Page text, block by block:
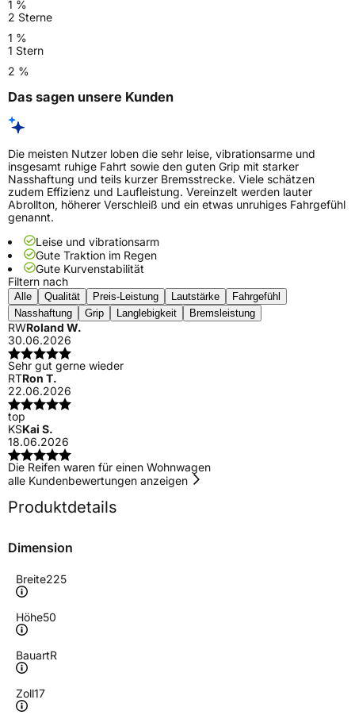
1 %
2 Sterne
1 %
1 Stern
2 %
Das sagen unsere Kunden
Die meisten Nutzer loben die sehr leise, vibrationsarme und
insgesamt ruhige Fahrt sowie den guten Grip mit starker
Nasshaftung und teils kurzer Bremsstrecke. Viele schätzen
zudem Effizienz und Laufleistung. Vereinzelt werden lauter
Abrollton, höherer Verschleiß und ein etwas unruhiges Fahrgefühl
genannt.
Leise und vibrationsarm
Gute Traktion im Regen
Gute Kurvenstabilität
Filtern nach
Alle Qualität Preis-Leistung Lautstärke
Fahrgefühl
Nasshaftung
Grip Langlebigkeit Bremsleistung
RWRoland W.
30.06.2026
Sehr gut gerne wieder
RTRon T.
22.06.2026
top
KSKai S.
18.06.2026
Die Reifen waren für einen Wohnwagen
alle Kundenbewertungen anzeigen
Produktdetails
Dimension
Breite225
Höhe50
BauartR
Zoll17